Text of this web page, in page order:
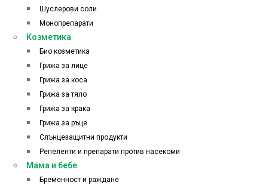
Шуслерови соли
Монопрепарати
Козметика
Био козметика
Грижа за лице
Грижа за коса
Грижа за тяло
Грижа за крака
Грижа за ръце
Слънцезащитни продукти
Репеленти и препарати против насекоми
Мама и бебе
Бременност и раждане